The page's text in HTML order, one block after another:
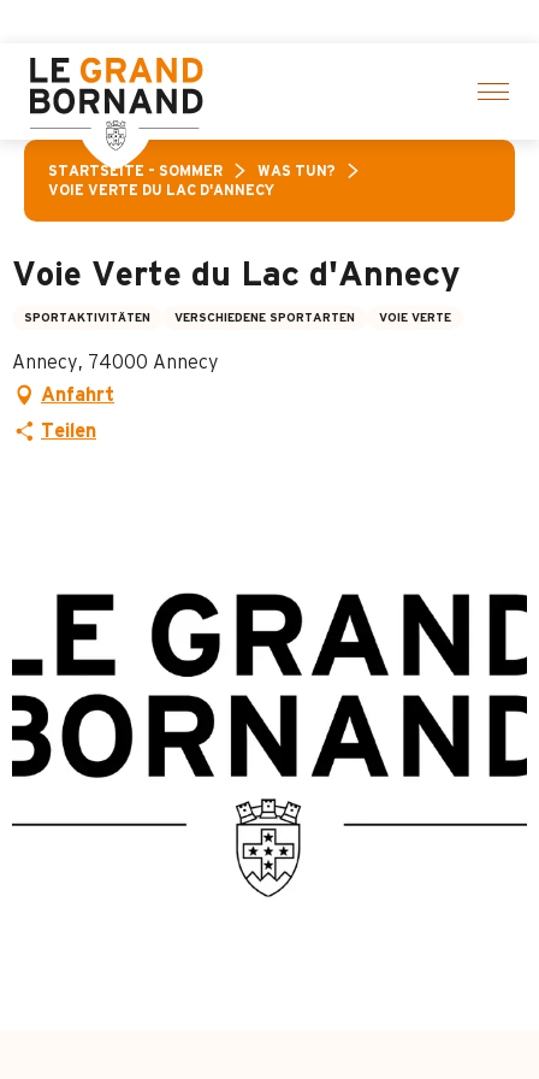
contenu
principal
STARTSEITE – SOMMER
WAS TUN?
VOIE VERTE DU LAC D'ANNECY
Voie Verte du Lac d'Annecy
SPORTAKTIVITÄTEN VERSCHIEDENE SPORTARTEN VOIE VERTE
Annecy, 74000 Annecy
Anfahrt
Teilen